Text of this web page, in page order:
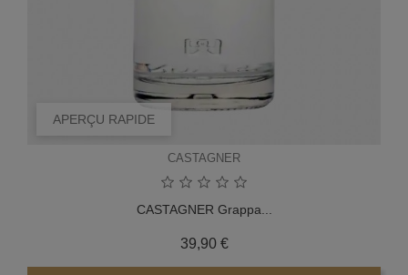
APERÇU RAPIDE
CASTAGNER
CASTAGNER Grappa...
39,90 €Prix